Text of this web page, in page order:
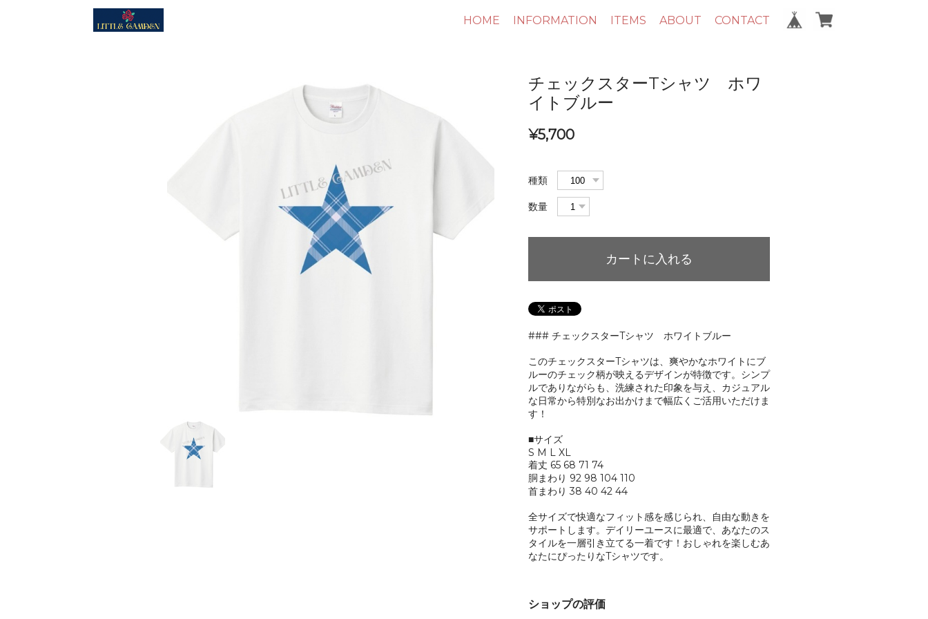
HOME INFORMATION ITEMS ABOUT CONTACT
チェックスターTシャツ ホワ
イトブルー
¥5,700
種類
数量
カートに入れる
### チェックスターTシャツ ホワイトブルー
このチェックスターTシャツは、爽やかなホワイトにブ
ルーのチェック柄が映えるデザインが特徴です。シンプ
ルでありながらも、洗練された印象を与え、カジュアル
な日常から特別なお出かけまで幅広くご活用いただけま
す！
■サイズ
S M L XL
着丈 65 68 71 74
胴まわり 92 98 104 110
首まわり 38 40 42 44
全サイズで快適なフィット感を感じられ、自由な動きを
サポートします。デイリーユースに最適で、あなたのス
タイルを一層引き立てる一着です！おしゃれを楽しむあ
なたにぴったりなTシャツです。
ショップの評価